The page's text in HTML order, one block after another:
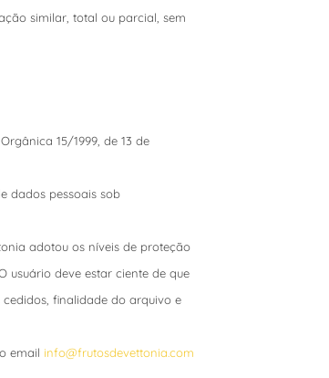
similar, total ou parcial, sem
15/1999, de 13 de
dados pessoais sob
adotou os níveis de proteção
usuário deve estar ciente de que
finalidade do arquivo e
email info@frutosdevettonia.com